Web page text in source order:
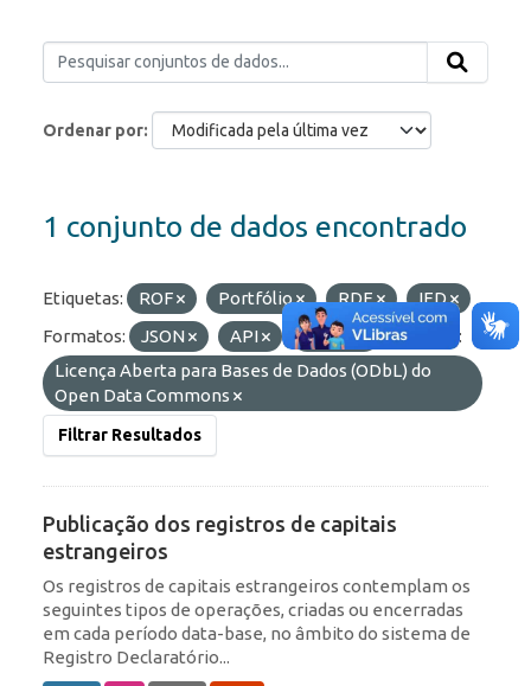
Ordenar por
1 conjunto de dados encontrado
Etiquetas: ROF Portfólio RDE
IED
Formatos:
JSON API OData
Licenças:
Licença Aberta para Bases de Dados (ODbL) do
Open Data Commons
Filtrar Resultados
Publicação dos registros de capitais
estrangeiros
Os registros de capitais estrangeiros contemplam os
seguintes tipos de operações, criadas ou encerradas
em cada período data-base, no âmbito do sistema de
Registro Declaratório...